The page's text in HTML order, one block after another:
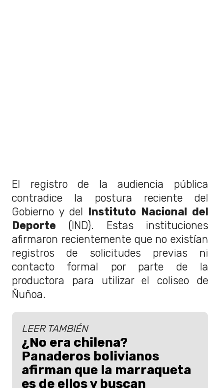
El registro de la audiencia pública
contradice la postura reciente del
Gobierno y del Instituto Nacional del
Deporte (IND). Estas instituciones
afirmaron recientemente que no existían
registros de solicitudes previas ni
contacto formal por parte de la
productora para utilizar el coliseo de
Ñuñoa.
LEER TAMBIÉN
¿No era chilena?
Panaderos bolivianos
afirman que la marraqueta
es de ellos y buscan